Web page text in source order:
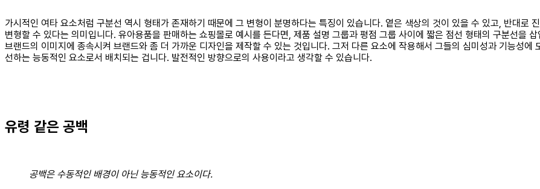
가시적인 여타 요소처럼 구분선 역시 형태가 존재하기 때문에 그 변형이 분명하다는 특징이 있습니다. 옅은 색상의 것이 있을 수 있고, 반대로
변형할 수 있다는 의미입니다. 유아용품을 판매하는 쇼핑몰로 예시를 든다면, 제품 설명 그룹과 평점 그룹 사이에 짧은 점선 형태의 구분선을
브랜드의 이미지에 종속시켜 브랜드와 좀 더 가까운 디자인을 제작할 수 있는 것입니다. 그저 다른 요소에 작용해서 그들의 심미성과 기능성
선하는 능동적인 요소로서 배치되는 겁니다. 발전적인 방향으로의 사용이라고 생각할 수 있습니다.
유령 같은 공백
공백은 수동적인 배경이 아닌 능동적인 요소이다.